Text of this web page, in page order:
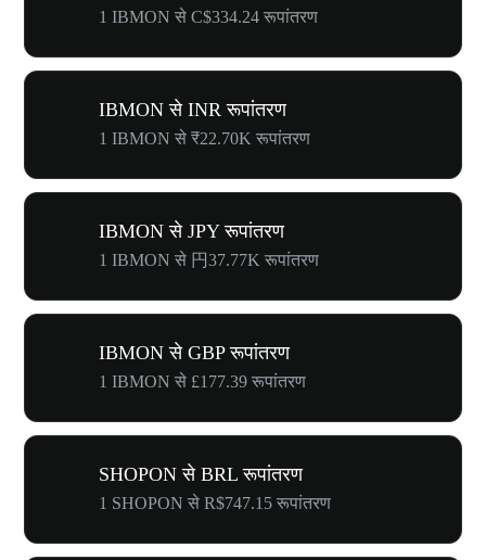
1 IBMON से C$334.24 रूपांतरण
IBMON से INR रूपांतरण
1 IBMON से ₹22.70K रूपांतरण
IBMON से JPY रूपांतरण
1 IBMON से 円37.77K रूपांतरण
IBMON से GBP रूपांतरण
1 IBMON से £177.39 रूपांतरण
SHOPON से BRL रूपांतरण
1 SHOPON से R$747.15 रूपांतरण